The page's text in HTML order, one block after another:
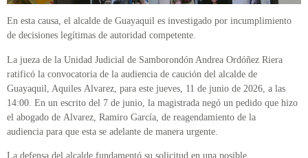
En esta causa, el alcalde de Guayaquil es investigado por incumplimiento
de decisiones legítimas de autoridad competente.
La jueza de la Unidad Judicial de Samborondón Andrea Ordóñez Riera
ratificó la convocatoria de la audiencia de caución del alcalde de
Guayaquil, Aquiles Alvarez, para este jueves, 11 de junio de 2026, a las
14:00. En un escrito del 7 de junio, la magistrada negó un pedido que hizo
el abogado de Alvarez, Ramiro García, de reagendamiento de la
audiencia para que esta se adelante de manera urgente.
La defensa del alcalde fundamentó su solicitud en una posible